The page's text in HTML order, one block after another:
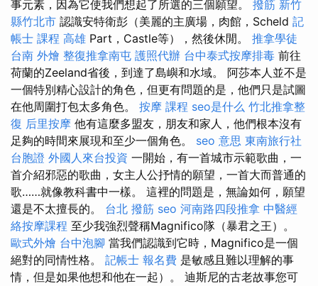
事元素，因為它使我們想起了所選的三個願望。 撥筋 新竹
縣竹北市 認識安特衛彭（美麗的主廣場，肉館，Scheld 記
帳士 課程 高雄 Part，Castle等），然後休閒。 推拿學徒
台南 外燴 整復推拿南屯 護照代辦 台中泰式按摩排毒 前往
荷蘭的Zeeland省後，到達了島嶼和水域。 阿莎本人並不是
一個特別精心設計的角色，但更有問題的是，他們只是試圖
在他周圍打包太多角色。 按摩 課程 seo是什么 竹北推拿整
復 后里按摩 他有這麼多盟友，朋友和家人，他們根本沒有
足夠的時間來展現和至少一個角色。 seo 意思 東南旅行社
台胞證 外國人來台投資 一開始，有一首城市示範歌曲，一
首介紹邪惡的歌曲，女主人公抒情的願望，一首大而普通的
歌……就像教科書中一樣。 這裡的問題是，無論如何，願望
還是不太擅長的。 台北 撥筋 seo 河南路四段推拿 中醫經
絡按摩課程 至少我強烈聲稱Magnifico隊（暴君之王）。
歐式外燴 台中泡腳 當我們認識到它時，Magnifico是一個
絕對的同情性格。 記帳士 報名費 是敏感且難以理解的事
情，但是如果他想和他在一起）。 迪斯尼的古老故事您可